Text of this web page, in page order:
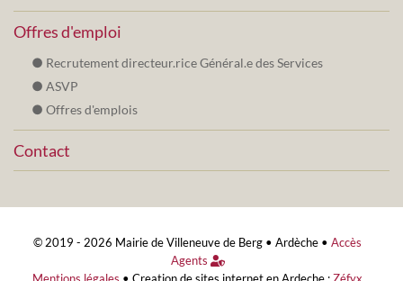
Offres d'emploi
Recrutement directeur.rice Général.e des Services
ASVP
Offres d'emplois
Contact
© 2019 - 2026 Mairie de Villeneuve de Berg •Ardèche •Accès
Agents